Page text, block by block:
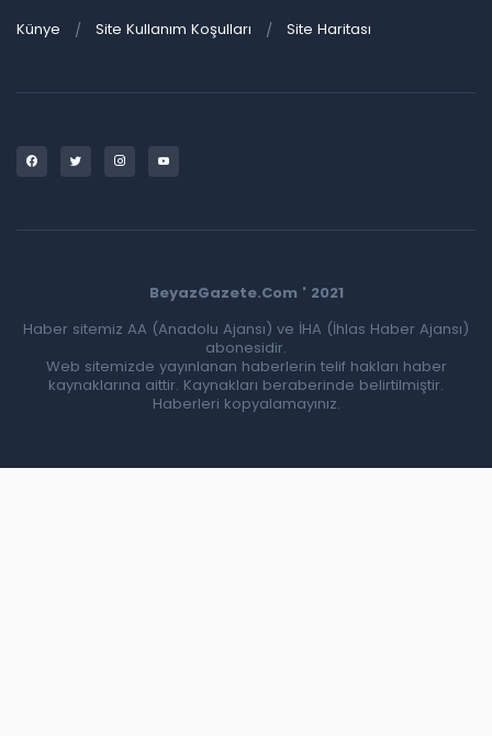
Künye Site Kullanım Koşulları Site Haritası
BeyazGazete.Com ' 2021
Haber sitemiz AA (Anadolu Ajansı) ve İHA (İhlas Haber Ajansı)
abonesidir.
Web sitemizde yayınlanan haberlerin telif hakları haber
kaynaklarına aittir. Kaynakları beraberinde belirtilmiştir.
Haberleri kopyalamayınız.